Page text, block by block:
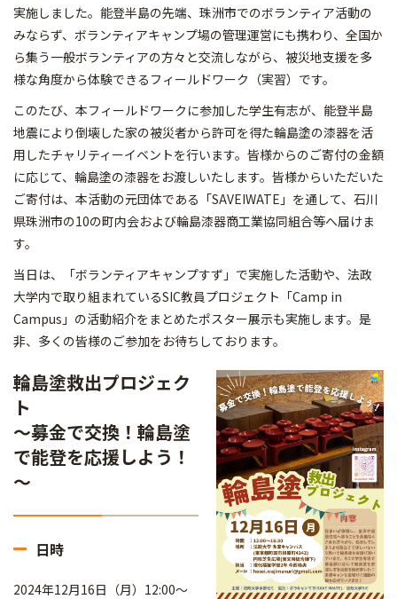
実施しました。能登半島の先端、珠洲市でのボランティア活動の
みならず、ボランティアキャンプ場の管理運営にも携わり、全国か
ら集う一般ボランティアの方々と交流しながら、被災地支援を多
様な角度から体験できるフィールドワーク（実習）です。
このたび、本フィールドワークに参加した学生有志が、能登半島
地震により倒壊した家の被災者から許可を得た輪島塗の漆器を活
用したチャリティーイベントを行います。皆様からのご寄付の金額
に応じて、輪島塗の漆器をお渡しいたします。皆様からいただいた
ご寄付は、本活動の元団体である「SAVEIWATE」を通して、石川
県珠洲市の10の町内会および輪島漆器商工業協同組合等へ届けま
す。
当日は、「ボランティアキャンプすず」で実施した活動や、法政
大学内で取り組まれているSIC教員プロジェクト「Camp in
Campus」の活動紹介をまとめたポスター展示も実施します。是
非、多くの皆様のご参加をお待ちしております。
輪島塗救出プロジェク
ト
～募金で交換！輪島塗
で能登を応援しよう！
～
日時
2024年12月16日（月）12:00～